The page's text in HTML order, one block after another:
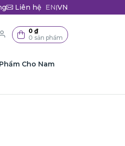
Liên hệ EN|VN
0 ₫
0 sản phẩm
Cho Nam